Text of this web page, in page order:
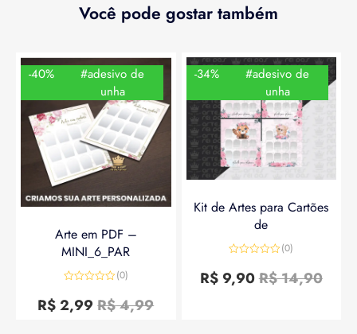
Você pode gostar também
-40%
#adesivo de
unha
Arte em PDF –
MINI_6_PAR
0
de
(0)
R$4,99
R$2,99
-34%
#adesivo de
unha
Kit de Artes para Cartões
de
0
de
(0)
R$14,90
R$9,90